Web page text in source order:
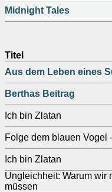
Midnight Tales
Titel
Aus dem Leben eines
Berthas Beitrag
Ich bin Zlatan
Folge dem blauen Vogel
Ich bin Zlatan
Ungleichheit: Warum wir
müssen